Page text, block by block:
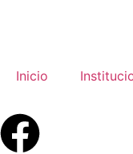
Inicio